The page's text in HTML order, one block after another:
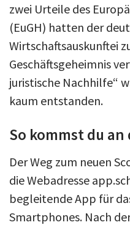
zwei Urteile des
(EuGH) hatten der
Wirtschaftsauskunftei
Geschäftsgeheimnis
juristische Nachhilfe“
kaum entstanden.
So kommst du an
Der Weg zum neuen
die Webadresse
begleitende App für
Smartphones. Nach